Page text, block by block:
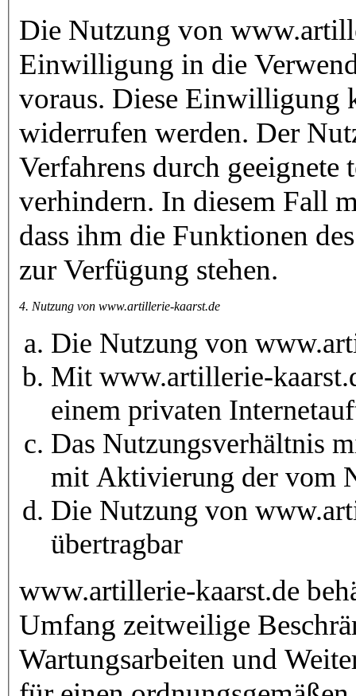
Die Nutzung von
Einwilligung in die
voraus. Diese Einwilligung
widerrufen werden. Der
Verfahrens durch
verhindern. In diesem Fall
dass ihm die Funktionen
zur Verfügung stehen.
4. Nutzung von www.artillerie-kaarst.de
Die Nutzung von
Mit www.artillerie-
einem privaten
Das Nutzungsverhältnis
mit Aktivierung der vom
Die Nutzung von
übertragbar
www.artillerie-kaarst.de
Umfang zeitweilige
Wartungsarbeiten und